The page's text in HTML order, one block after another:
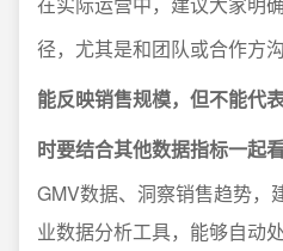
径，尤其是和团队或合作方
能反映销售规模，但不能代
时要结合其他数据指标一起
GMV数据、洞察销售趋势，
业数据分析工具，能够自动